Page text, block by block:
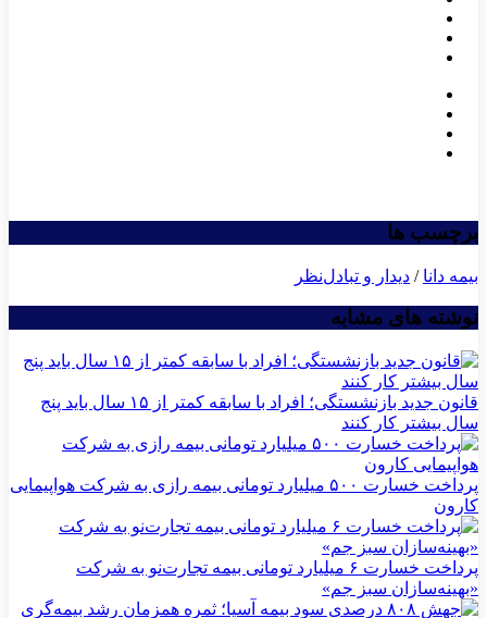
برچسب ها
بیمه دانا / دیدار و تبادل‌نظر
نوشته های مشابه
قانون جدید بازنشستگی؛ افراد با سابقه کمتر از ۱۵ سال باید پنج
سال بیشتر کار کنند
پرداخت خسارت ۵۰۰ میلیارد تومانی بیمه رازی به شرکت هواپیمایی
کارون
پرداخت خسارت ۶ میلیارد تومانی بیمه تجارت‌نو به شرکت
«بهینه‌سازان سبز جم»